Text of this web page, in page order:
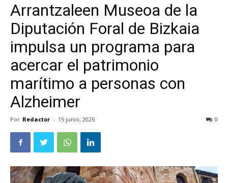
Arrantzaleen Museoa de la
Diputación Foral de Bizkaia
impulsa un programa para
acercar el patrimonio
marítimo a personas con
Alzheimer
Por Redactor - 15 junio, 2026 0